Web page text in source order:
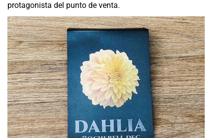
protagonista del punto de venta.